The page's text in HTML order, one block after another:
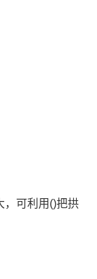
，可利用()把拱